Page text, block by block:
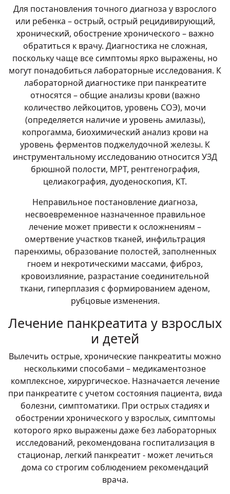
Для постановления точного диагноза у взрослого
или ребенка – острый, острый рецидивирующий,
хронический, обострение хронического – важно
обратиться к врачу. Диагностика не сложная,
поскольку чаще все симптомы ярко выражены, но
могут понадобиться лабораторные исследования. К
лабораторной диагностике при панкреатите
относятся – общие анализы крови (важно
количество лейкоцитов, уровень СОЭ), мочи
(определяется наличие и уровень амилазы),
копрогамма, биохимический анализ крови на
уровень ферментов поджелудочной железы. К
инструментальному исследованию относится УЗД
брюшной полости, МРТ, рентгенография,
целиакография, дуоденоскопия, КТ.
Неправильное постановление диагноза,
несвоевременное назначенное правильное
лечение может привести к осложнениям –
омертвение участков тканей, инфильтрация
паренхимы, образование полостей, заполненных
гноем и некротическими массами, фиброз,
кровоизлияние, разрастание соединительной
ткани, гиперплазия с формированием аденом,
рубцовые изменения.
Лечение панкреатита у взрослых
и детей
Вылечить острые, хронические панкреатиты можно
несколькими способами – медикаментозное
комплексное, хирургическое. Назначается лечение
при панкреатите с учетом состояния пациента, вида
болезни, симптоматики. При острых стадиях и
обострении хронического у взрослых, симптомы
которого ярко выражены даже без лабораторных
исследований, рекомендована госпитализация в
стационар, легкий панкреатит - может лечиться
дома со строгим соблюдением рекомендаций
врача.